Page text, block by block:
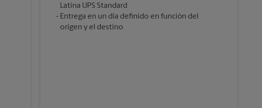
Latina UPS Standard
Entrega en un día definido en función del
origen y el destino